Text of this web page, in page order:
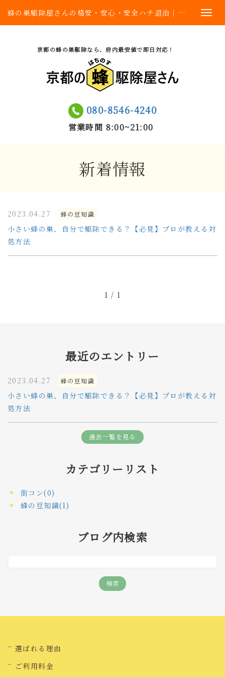
蜂の巣駆除屋さんの格安・安心・安全ハチ退治｜京都府内最安値
京都の蜂の巣駆除なら、府内最安値で即日対応！
080-8546-4240
営業時間 8:00~21:00
新着情報
2023.04.27 蜂の豆知識
小さい蜂の巣、自分で駆除できる？【必見】プロが教える対
処方法
1 / 1
最近のエントリー
2023.04.27 蜂の豆知識
小さい蜂の巣、自分で駆除できる？【必見】プロが教える対
処方法
過去一覧を見る
カテゴリーリスト
街コン(0)
蜂の豆知識(1)
ブログ内検索
選ばれる理由
ご利用料金